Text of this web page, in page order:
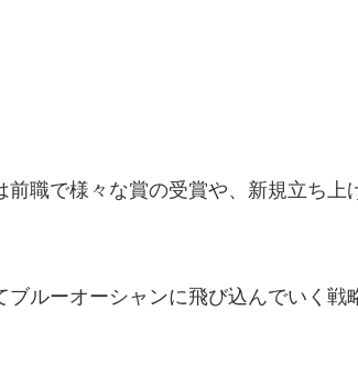
職で様々な賞の受賞や、新規立ち上
ルーオーシャンに飛び込んでいく戦